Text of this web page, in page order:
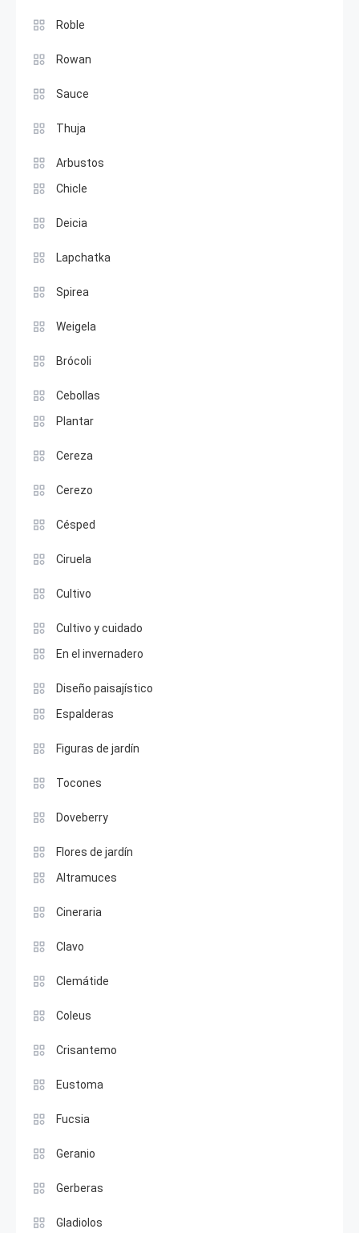
Roble
Rowan
Sauce
Thuja
Arbustos
Chicle
Deicia
Lapchatka
Spirea
Weigela
Brócoli
Cebollas
Plantar
Cereza
Cerezo
Césped
Ciruela
Cultivo
Cultivo y cuidado
En el invernadero
Diseño paisajístico
Espalderas
Figuras de jardín
Tocones
Doveberry
Flores de jardín
Altramuces
Cineraria
Clavo
Clemátide
Coleus
Crisantemo
Eustoma
Fucsia
Geranio
Gerberas
Gladiolos